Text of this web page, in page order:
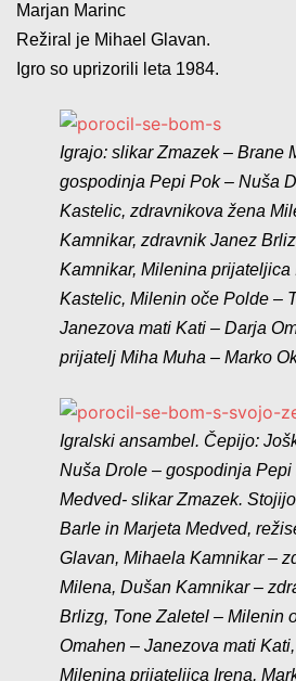
Marjan Marinc
Režiral je Mihael Glavan.
Igro so uprizorili leta 1984.
Igrajo: slikar Zmazek – Brane
gospodinja Pepi Pok – Nuša
Kastelic, zdravnikova žena
Kamnikar, zdravnik Janez
Kamnikar, Milenina prijateljica
Kastelic, Milenin oče Polde –
Janezova mati Kati – Darja
prijatelj Miha Muha – Marko
Igralski ansambel. Čepijo:
Nuša Drole – gospodinja Pepi
Medved- slikar Zmazek.
Barle in Marjeta Medved,
Glavan, Mihaela Kamnikar –
Milena, Dušan Kamnikar –
Brlizg, Tone Zaletel – Milenin
Omahen – Janezova mati
Milenina prijateljica Irena,